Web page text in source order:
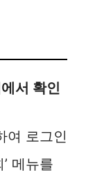
서 확인
여 로그인
메뉴를